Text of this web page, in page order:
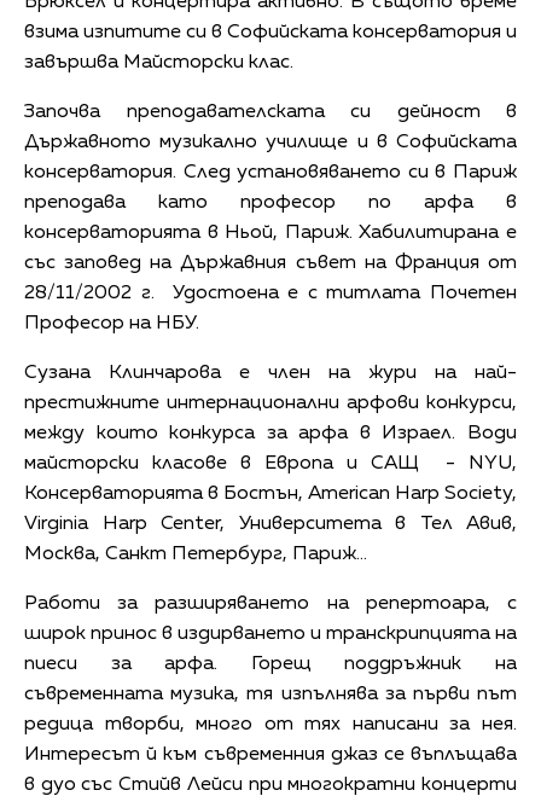
взима изпитите си в Софийската консерватория и
завършва Майсторски клас.
Започва преподавателската си дейност в
Държавното музикално училище и в Софийската
консерватория. След установяването си в Париж
преподава като професор по арфа в
консерваторията в Ньой, Париж. Хабилитирана е
със заповед на Държавния съвет на Франция от
28/11/2002 г. Удостоена е с титлата Почетен
Професор на НБУ.
Сузана Клинчарова е член на жури на най-
престижните интернационални арфови конкурси,
между които конкурса за арфа в Израел. Води
майсторски класове в Европа и САЩ - NYU,
Консерваторията в Бостън, American Harp Society,
Virginia Harp Center, Университета в Тел Авив,
Москва, Санкт Петербург, Париж...
Работи за разширяването на репертоара, с
широк принос в издирването и транскрипцията на
пиеси за арфа. Горещ поддръжник на
съвременната музика, тя изпълнява за първи път
редица творби, много от тях написани за нея.
Интересът й към съвременния джаз се въплъщава
в дуо със Стийв Лейси при многократни концерти